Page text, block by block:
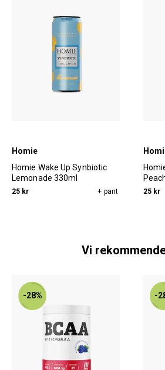
Homie
Homie Wake Up Synbiotic
Lemonade 330ml
25 kr + pant 25 kr
Vi
-28% -